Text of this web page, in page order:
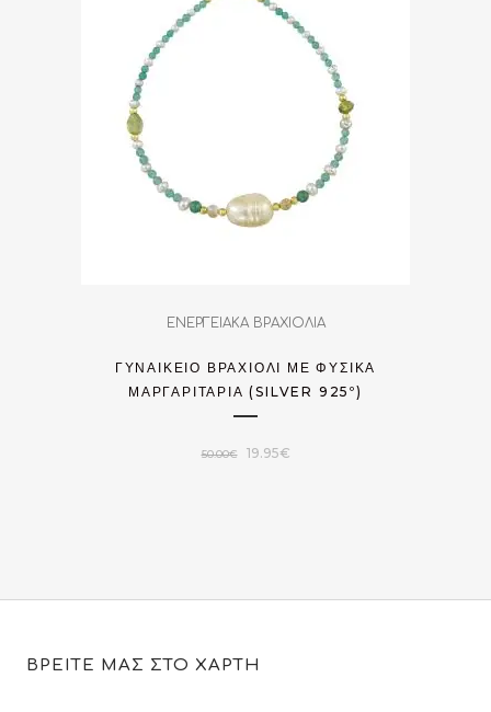
19.95€.
ΕΝΕΡΓΕΙΑΚΑ ΒΡΑΧΙΟΛΙΑ
ΓΥΝΑΙΚΕΊΟ ΒΡΑΧΙΌΛΙ ΜΕ ΦΥΣΙΚΆ
ΜΑΡΓΑΡΙΤΆΡΙΑ (SILVER 925º)
50.00€
Original
19.95€Η
ΒΡΕΙΤΕ ΜΑΣ ΣΤΟ ΧΑΡΤΗ